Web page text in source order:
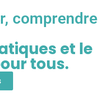
comprendre
et le
tous.